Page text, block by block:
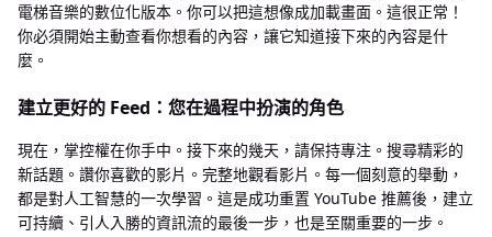
電梯音樂的數位化版本。你可以把這想像成加載畫面。這很正常！
你必須開始主動查看你想看的內容，讓它知道接下來的內容是什
麼。
建立更好的 Feed：您在過程中扮演的角色
現在，掌控權在你手中。接下來的幾天，請保持專注。搜尋精彩的
新話題。讚你喜歡的影片。完整地觀看影片。每一個刻意的舉動，
都是對人工智慧的一次學習。這是成功重置 YouTube 推薦後，建立
可持續、引人入勝的資訊流的最後一步，也是至關重要的一步。